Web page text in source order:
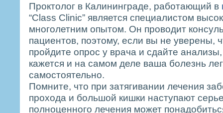
Проктолог в Калининграде, работающий в
“Class Clinic” является специалистом
многолетним опытом. Он проводит
пациентов, поэтому, если вы не уверены,
пройдите опрос у врача и сдайте
кажется и на самом деле ваша болезнь
самостоятельно.
Помните, что при затягивании лечения
прохода и большой кишки наступают
полноценного лечения может